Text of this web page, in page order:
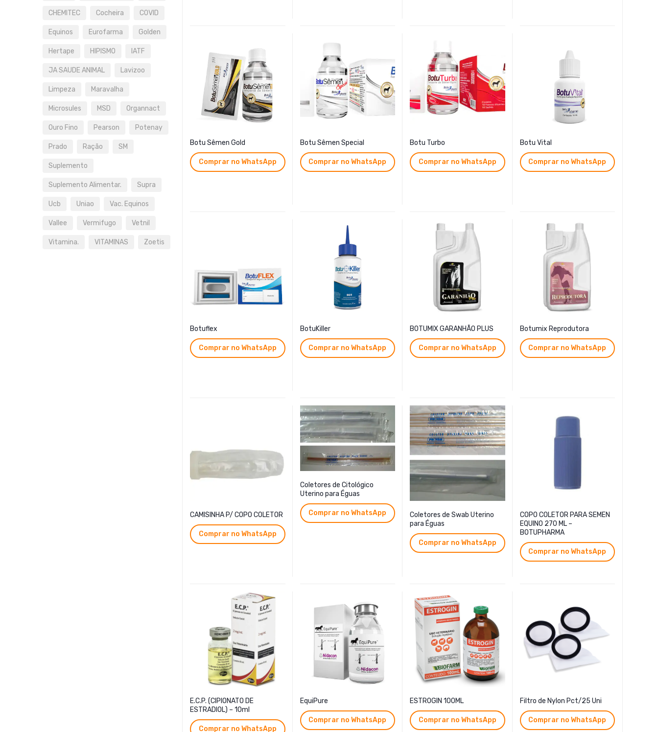
CHEMITEC Cocheira COVID
Equinos Eurofarma Golden
Hertape HIPISMO IATF
JA SAUDE ANIMAL Lavizoo
Limpeza Maravalha
Microsules MSD Organnact
Ouro Fino Pearson Potenay
Prado Ração SM
Suplemento
Suplemento Alimentar. Supra
Ucb Uniao Vac. Equinos
Vallee Vermifugo Vetnil
Vitamina. VITAMINAS Zoetis
Botu Sêmen Gold
Comprar no WhatsApp
Botu Sêmen Special
Comprar no WhatsApp
Botu Turbo
Comprar no WhatsApp
Botu Vital
Comprar no WhatsApp
Botuflex
Comprar no WhatsApp
BotuKiller
Comprar no WhatsApp
BOTUMIX GARANHÃO PLUS
Comprar no WhatsApp
Botumix Reprodutora
Comprar no WhatsApp
CAMISINHA P/ COPO COLETOR
Comprar no WhatsApp
Coletores de Citológico
Uterino para Éguas
Comprar no WhatsApp
Coletores de Swab Uterino
para Éguas
Comprar no WhatsApp
COPO COLETOR PARA SEMEN
EQUINO 270 ML –
BOTUPHARMA
Comprar no WhatsApp
E.C.P. (CIPIONATO DE
ESTRADIOL) – 10ml
Comprar no WhatsApp
EquiPure
Comprar no WhatsApp
ESTROGIN 100ML
Comprar no WhatsApp
Filtro de Nylon Pct/25 Uni
Comprar no WhatsApp